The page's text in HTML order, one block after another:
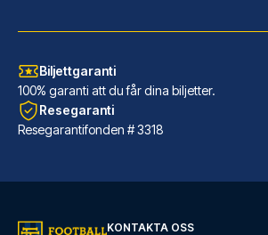
Biljettgaranti
100% garanti att du får dina biljetter.
Resegaranti
Resegarantifonden # 3318
KONTAKTA OSS